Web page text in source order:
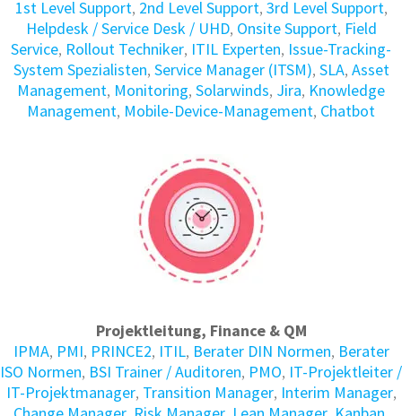
1st Level Support, 2nd Level Support, 3rd Level Support,
Helpdesk / Service Desk / UHD, Onsite Support, Field
Service, Rollout Techniker, ITIL Experten, Issue-Tracking-
System Spezialisten, Service Manager (ITSM), SLA, Asset
Management, Monitoring, Solarwinds, Jira, Knowledge
Management, Mobile-Device-Management, Chatbot
Projektleitung, Finance & QM
IPMA, PMI, PRINCE2, ITIL, Berater DIN Normen, Berater
ISO Normen, BSI Trainer / Auditoren, PMO, IT-Projektleiter /
IT-Projektmanager, Transition Manager, Interim Manager,